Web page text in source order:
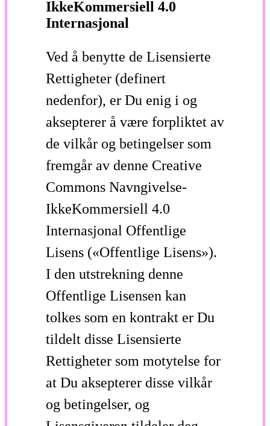
IkkeKommersiell 4.0
Internasjonal
Ved å benytte de Lisensierte
Rettigheter (definert
nedenfor), er Du enig i og
aksepterer å være forpliktet av
de vilkår og betingelser som
fremgår av denne Creative
Commons Navngivelse-
IkkeKommersiell 4.0
Internasjonal Offentlige
Lisens («Offentlige Lisens»).
I den utstrekning denne
Offentlige Lisensen kan
tolkes som en kontrakt er Du
tildelt disse Lisensierte
Rettigheter som motytelse for
at Du aksepterer disse vilkår
og betingelser, og